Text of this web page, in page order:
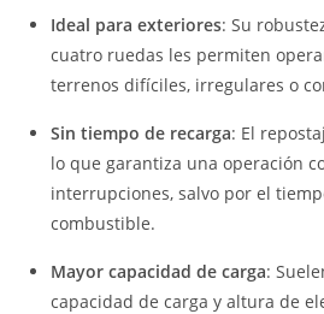
Ideal para exteriores: Su
cuatro ruedas les permiten
terrenos difíciles, irregulares o
Sin tiempo de recarga: El
lo que garantiza una operación
interrupciones, salvo por el
combustible.
Mayor capacidad de carga:
capacidad de carga y altura de